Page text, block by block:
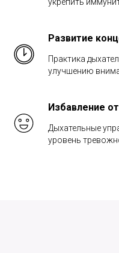
Развитие
Практика
улучшению
Избавление
Дыхательные
уровень